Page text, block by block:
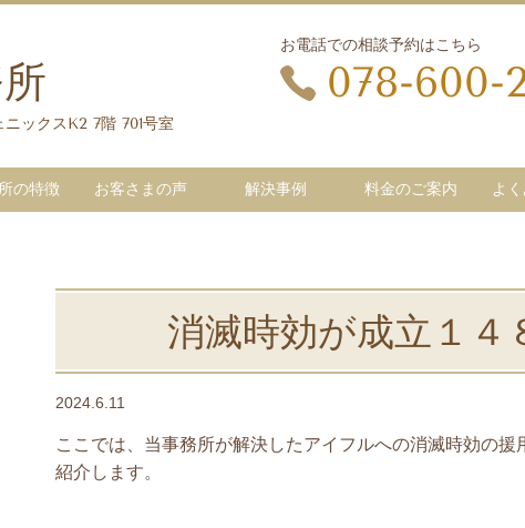
ックスK2 7階 701号室
お電話での相談予約はこちら
078-600-
の特徴 お客さまの声 解決事例 料金のご案内 よ
消滅時効が成立１４
2024.6.11
ここでは、当事務所が解決したアイフルへの消滅時効の援
紹介します。